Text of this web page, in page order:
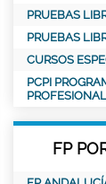
PRUEBAS
PRUEBAS
CURSOS
PCPI
FP